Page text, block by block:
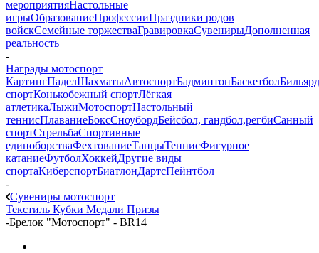
мероприятияНастольные
игрыОбразованиеПрофессииПраздники родов
войскСемейные торжестваГравировкаСувенирыДополненная
реальность
-
Награды мотоспорт
КартингПаделШахматыАвтоспортБадминтонБаскетболБильярд
спортКонькобежный спортЛёгкая
атлетикаЛыжиМотоспортНастольный
теннисПлаваниеБоксСноубордБейсбол, гандбол,регбиСанный
спортСтрельбаСпортивные
единоборстваФехтованиеТанцыТеннисФигурное
катаниеФутболХоккейДругие виды
спортаКиберспортБиатлонДартсПейнтбол
-
Сувениры мотоспорт
Текстиль Кубки Медали Призы
-Брелок "Мотоспорт" - BR14